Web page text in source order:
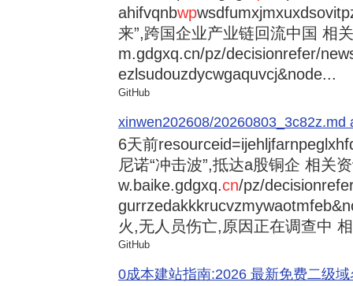
ahifvqnbwp
来”,跨国企业产业链回流中国 相
m.gdgxq.cn/pz/decisionrefer/
ezlsudouzdycwgaquvcj&node...
GitHub
xinwen202608/20260803_3c82z.md
6天前
尼诺“冲击波”,抵达a股铜企 相关
w.baike.gdgxq.cn/pz/
火,无人员伤亡,原因正在调查中
GitHub
0成本建站指南:2026 最新免费二级